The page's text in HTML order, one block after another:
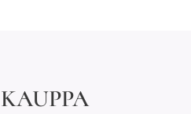
KAUPPA